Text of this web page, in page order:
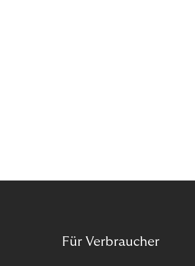
Für Verbraucher